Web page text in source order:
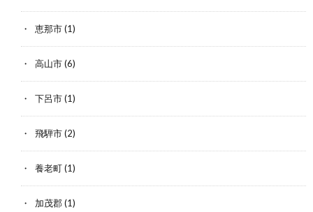
恵那市(1)
高山市(6)
下呂市(1)
飛騨市(2)
養老町(1)
加茂郡(1)